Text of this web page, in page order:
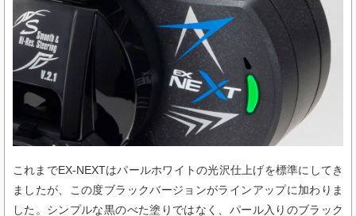
これまでEX-NEXTはパールホワイトの光沢仕上げを標準にしてき
ましたが、この度ブラックバージョンがラインアップに加わりま
した。シンプルな黒のべた塗りではなく、パール入りのブラック